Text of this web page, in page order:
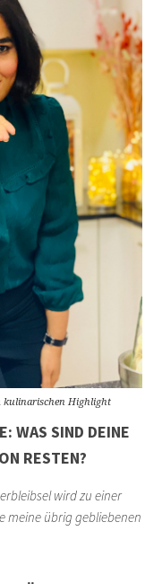
kulinarischen Highlight
WAS SIND DEINE
RESTEN?
wird zu einer
meine übrig gebliebenen